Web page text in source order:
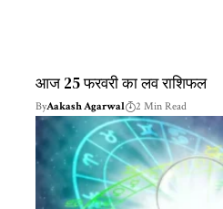
आज 25 फरवरी का लव राशिफल
ByAakash Agarwal 2 Min Read